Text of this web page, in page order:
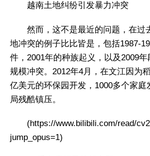
越南土地纠纷引发暴力冲突
然而，这不是最近的问题，在过
地冲突的例子比比皆是，包括1987-
件，2001年的种族起义，以及2009
规模冲突。2012年4月，在文江因为
亿美元的环保园开发，1000多个家庭
局残酷镇压。
(https://www.bilibili.com/read/
jump_opus=1)